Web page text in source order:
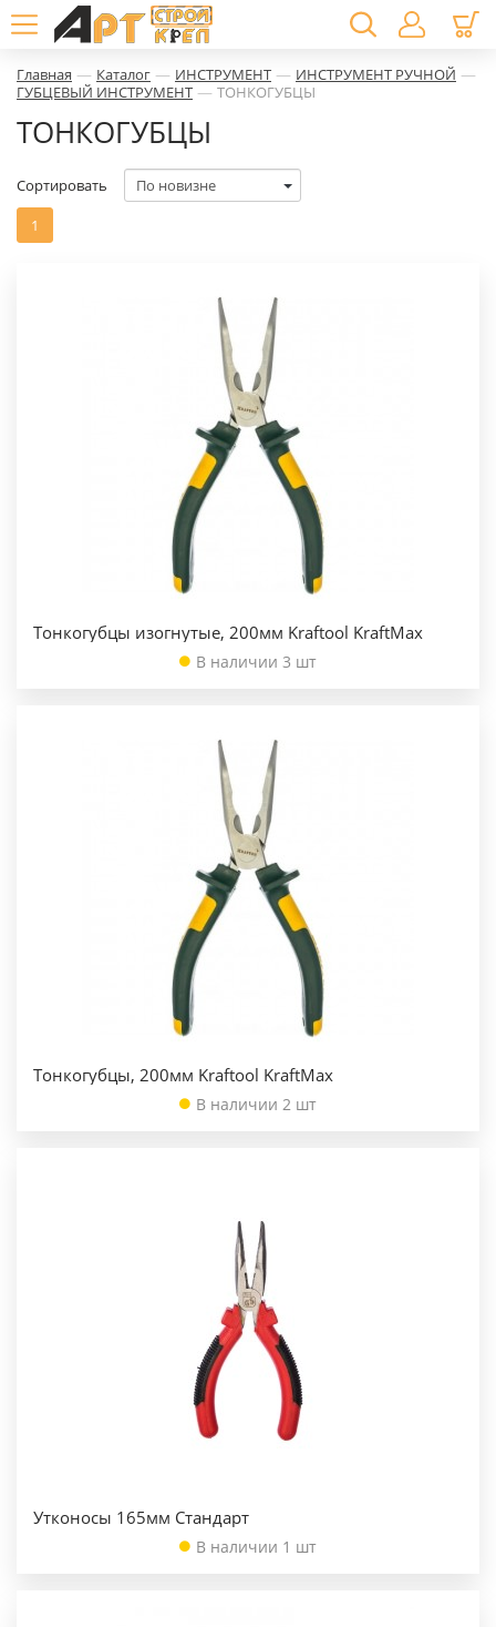
Главная — Каталог — ИНСТРУМЕНТ — ИНСТРУМЕНТ РУЧНОЙ —
ГУБЦЕВЫЙ ИНСТРУМЕНТ — ТОНКОГУБЦЫ
ТОНКОГУБЦЫ
1
Сортировать
Тонкогубцы изогнутые, 200мм Kraftool KraftMax
В наличии 3 шт
Тонкогубцы, 200мм Kraftool KraftMax
В наличии 2 шт
Утконосы 165мм Стандарт
В наличии 1 шт